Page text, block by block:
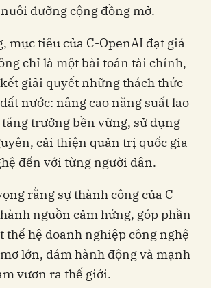
dưỡng cộng đồng mở.
mục tiêu của C-OpenAI đạt giá
chỉ là một bài toán tài chính,
giải quyết những thách thức
nước: nâng cao năng suất lao
trưởng bền vững, sử dụng
cải thiện quản trị quốc gia
đến với từng người dân.
rằng sự thành công của C-
nguồn cảm hứng, góp phần
hệ doanh nghiệp công nghệ
lớn, dám hành động và mạnh
vươn ra thế giới.